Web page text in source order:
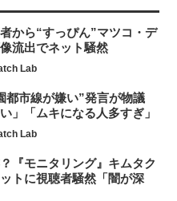
者から“すっぴん”マツコ・デ
流出でネット騒然
Lab
都市線が嫌い”発言が物議
」「ムキになる人多すぎ」
Lab
『モニタリング』キムタク
トに視聴者騒然「闇が深